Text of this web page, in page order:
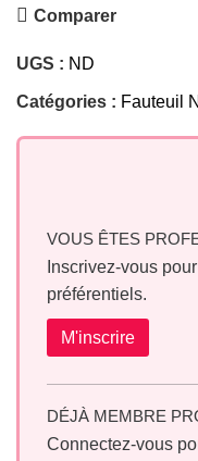
Comparer
UGS : ND
Catégories : Fauteuil
VOUS ÊTES
Inscrivez-vous
préférentiels.
M'inscrire
DÉJÀ MEMBRE
Connectez-vous